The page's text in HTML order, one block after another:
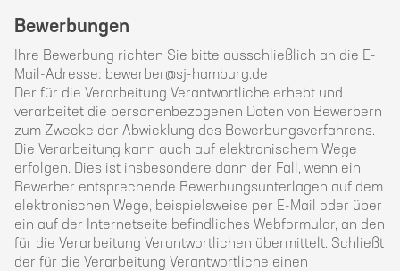
Bewerbungen
Ihre Bewerbung richten Sie bitte ausschließlich an die E-
Mail-Adresse: bewerber@sj-hamburg.de
Der für die Verarbeitung Verantwortliche erhebt und
verarbeitet die personenbezogenen Daten von Bewerbern
zum Zwecke der Abwicklung des Bewerbungsverfahrens.
Die Verarbeitung kann auch auf elektronischem Wege
erfolgen. Dies ist insbesondere dann der Fall, wenn ein
Bewerber entsprechende Bewerbungsunterlagen auf dem
elektronischen Wege, beispielsweise per E-Mail oder über
ein auf der Internetseite befindliches Webformular, an den
für die Verarbeitung Verantwortlichen übermittelt. Schließt
der für die Verarbeitung Verantwortliche einen